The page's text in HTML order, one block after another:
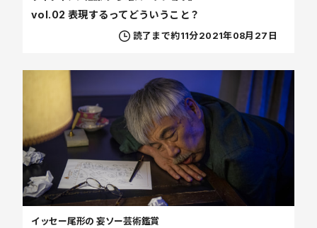
vol.02 表現するってどういうこと？
読了まで約11分2021年08月27日
イッセー尾形の 妄ソー芸術鑑賞